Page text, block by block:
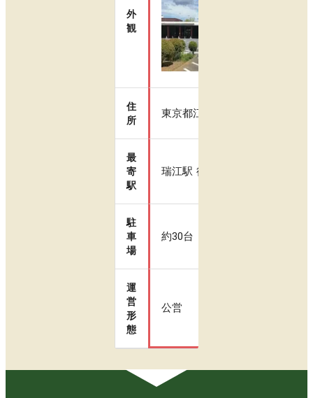
外
観
住
所
東京都江戸川区春江町3-26-1
最
寄
駅
瑞江駅 徒歩10分
駐
車
場
約30台
運
営
形
態
公営